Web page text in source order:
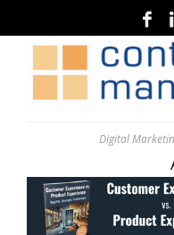
Digital